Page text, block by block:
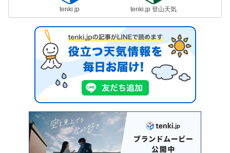
tenki.jp tenki.jp 登山天気